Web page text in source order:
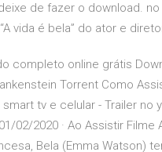
de fazer o download.
vida é bela” do ator e
completo online grátis
Torrent Como
tv e celular - Trailer
02/2020 · Ao Assistir Filme
Bela (Emma Watson)